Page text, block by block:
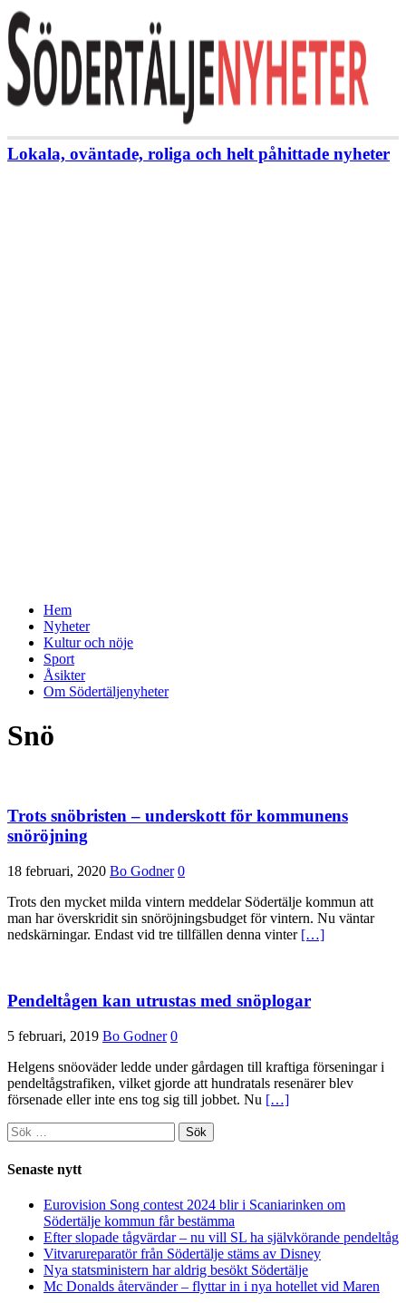
Lokala, oväntade, roliga och helt påhittade nyheter
Hem
Nyheter
Kultur och nöje
Sport
Åsikter
Om Södertäljenyheter
Snö
Trots snöbristen – underskott för kommunens
snöröjning
18 februari, 2020 Bo Godner 0
Trots den mycket milda vintern meddelar Södertälje kommun att
man har överskridit sin snöröjningsbudget för vintern. Nu väntar
nedskärningar. Endast vid tre tillfällen denna vinter […]
Pendeltågen kan utrustas med snöplogar
5 februari, 2019 Bo Godner 0
Helgens snöoväder ledde under gårdagen till kraftiga förseningar i
pendeltågstrafiken, vilket gjorde att hundratals resenärer blev
försenade eller inte ens tog sig till jobbet. Nu […]
Sök
efter:
Senaste nytt
Eurovision Song contest 2024 blir i Scaniarinken om
Södertälje kommun får bestämma
Efter slopade tågvärdar – nu vill SL ha självkörande pendeltåg
Vitvarureparatör från Södertälje stäms av Disney
Nya statsministern har aldrig besökt Södertälje
Mc Donalds återvänder – flyttar in i nya hotellet vid Maren